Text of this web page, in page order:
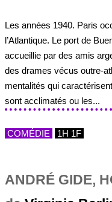
Les années 1940. Paris
l’Atlantique. Le port de
accueillie par des amis
des drames vécus outre-
mentalités qui
sont acclimatés ou les...
COMÉDIE 1H 1F
ANDRÉ GIDE,